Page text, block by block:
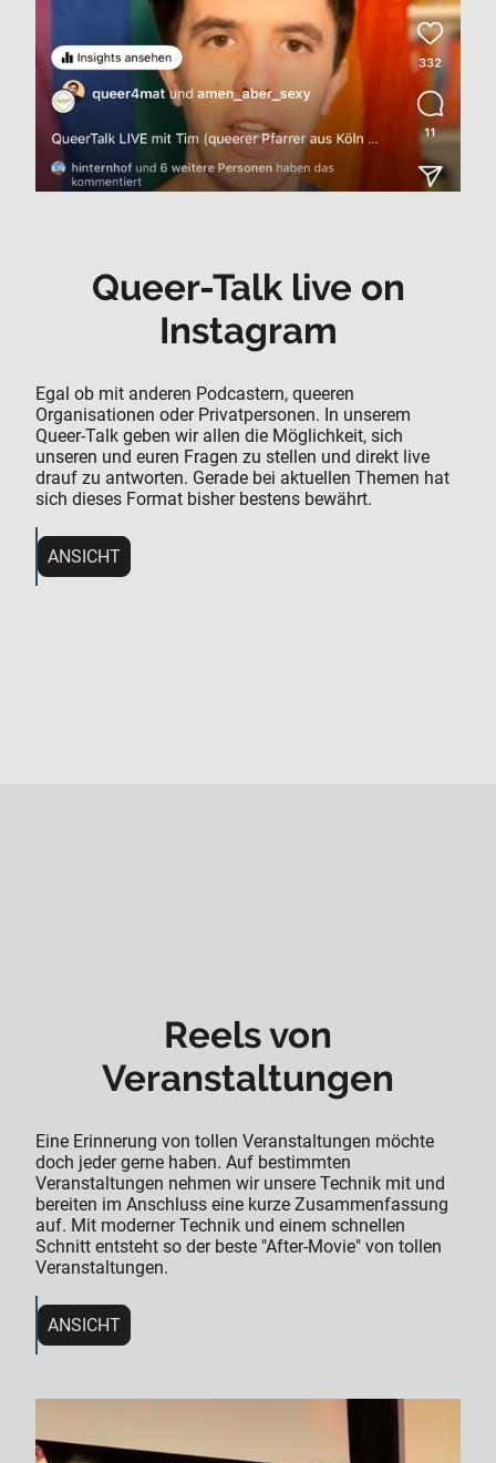
Queer-Talk live on
Instagram
Egal ob mit anderen Podcastern, queeren
Organisationen oder Privatpersonen. In unserem
Queer-Talk geben wir allen die Möglichkeit, sich
unseren und euren Fragen zu stellen und direkt live
drauf zu antworten. Gerade bei aktuellen Themen hat
sich dieses Format bisher bestens bewährt.
ANSICHT
Reels von
Veranstaltungen
Eine Erinnerung von tollen Veranstaltungen möchte
doch jeder gerne haben. Auf bestimmten
Veranstaltungen nehmen wir unsere Technik mit und
bereiten im Anschluss eine kurze Zusammenfassung
auf. Mit moderner Technik und einem schnellen
Schnitt entsteht so der beste "After-Movie" von tollen
Veranstaltungen.
ANSICHT